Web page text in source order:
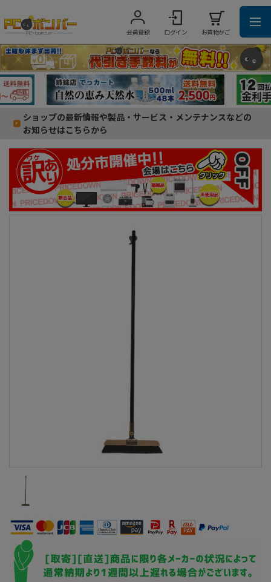
会員登録 ログイン お買物かご
ショップの最新情報や製品・サービス・メンテナンスなどの
お知らせはこちらから